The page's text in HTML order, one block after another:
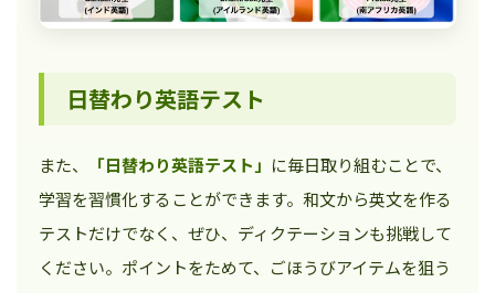
日替わり英語テスト
また、 「日替わり英語テスト」 に毎日取り組むことで、
学習を習慣化することができます。和文から英文を作る
テストだけでなく、ぜひ、ディクテーションも挑戦して
ください。ポイントをためて、ごほうびアイテムを狙う